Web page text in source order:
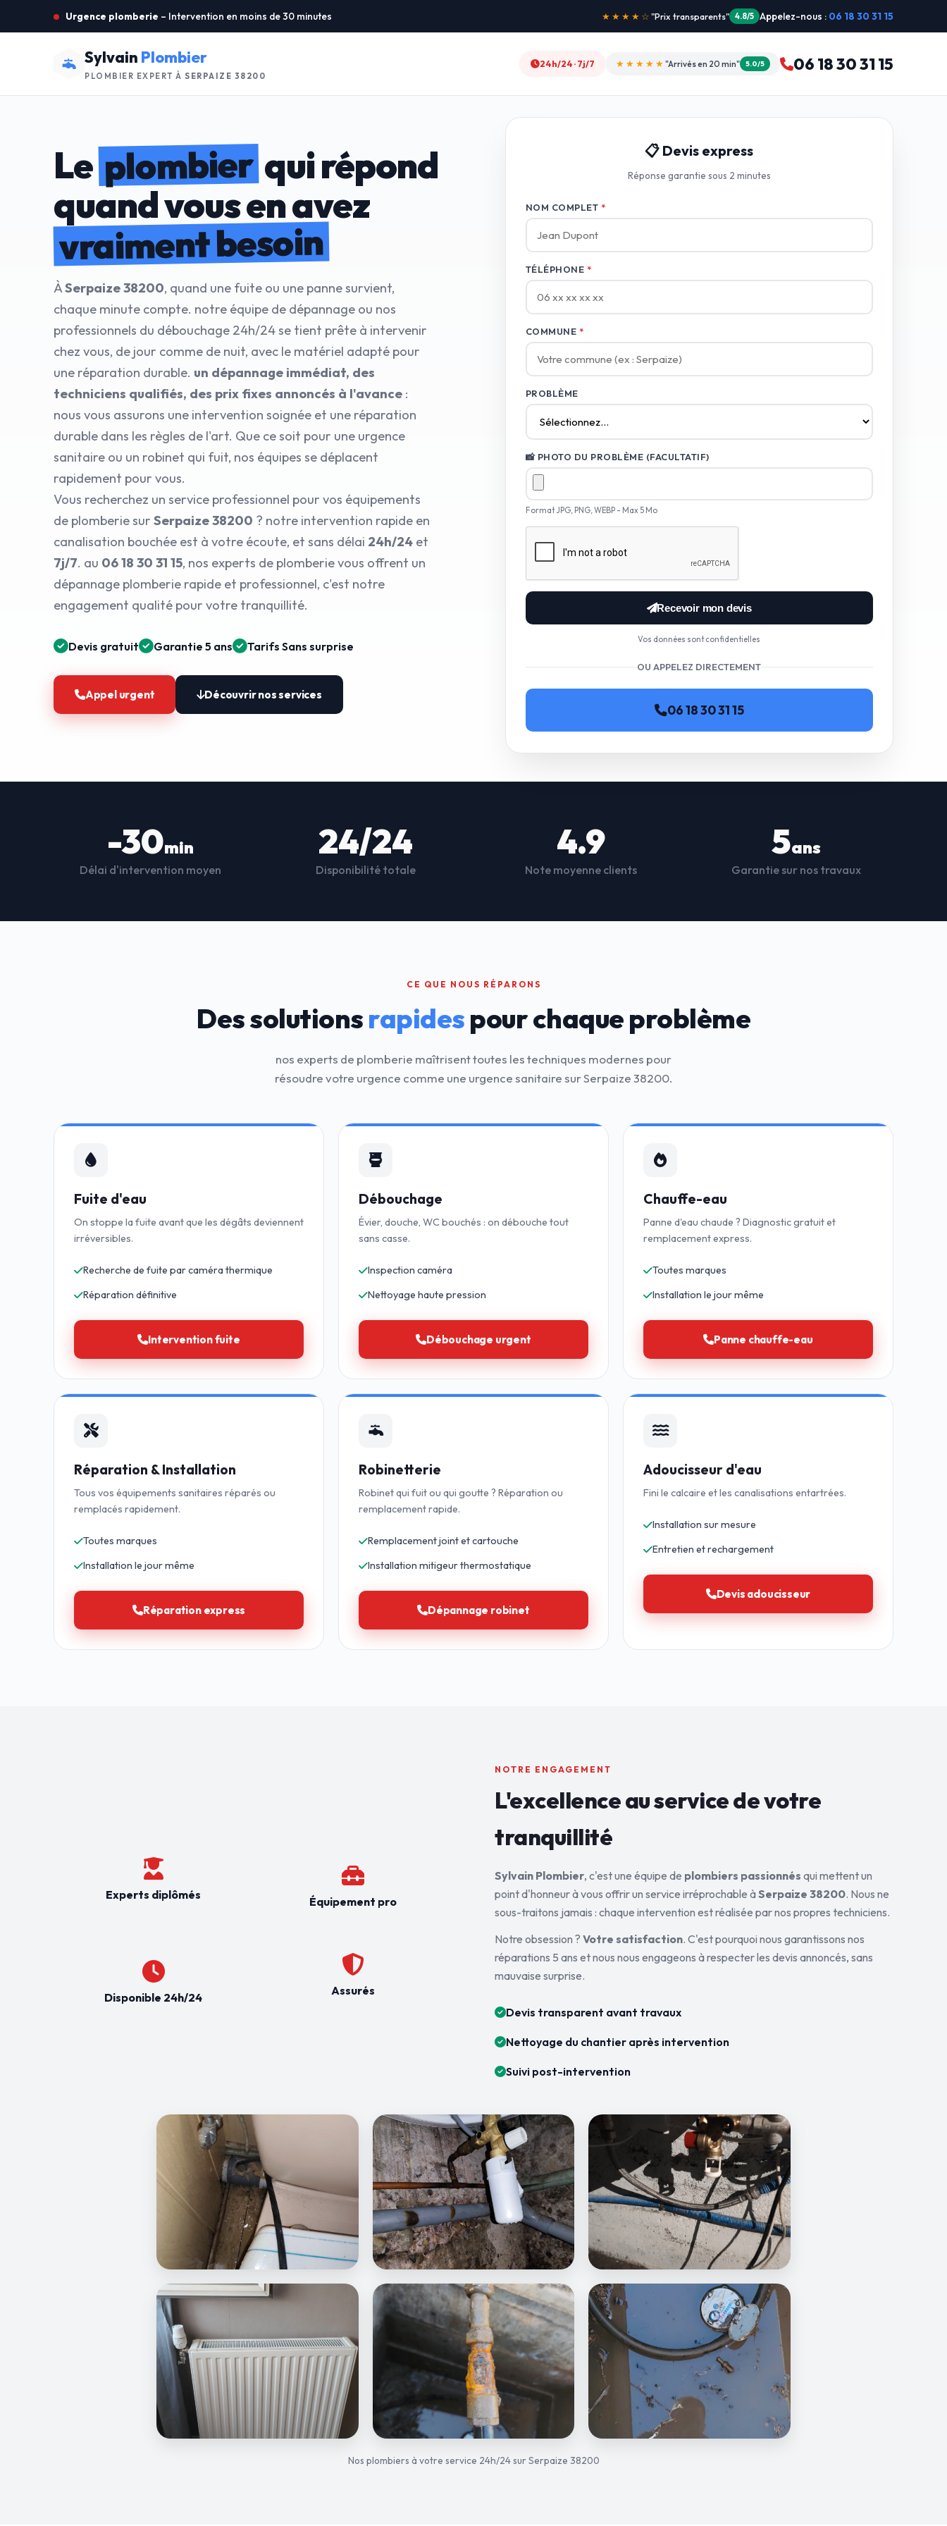
Urgence plomberie – Intervention en moins de 30 minutes ★★★★★ "Intervention dimanche" 5.0/5 Appelez-nous : 06 18 30 31 15
Sylvain Plombier
PLOMBIER EXPERT À SERPAIZE 38200
24h/24 · 7j/7 ★★★★★ "Arrivés en 20 min" 5.0/5 06 18 30 31 15
Leplombierqui répond
quand vous en avez
vraiment besoin
ÀSerpaize 38200, quand une fuite ou une panne survient,
chaque minute compte. notre équipe de dépannage ou nos
professionnels du débouchage 24h/24 se tient prête à intervenir
chez vous, de jour comme de nuit, avec le matériel adapté pour
une réparation durable. un dépannage immédiat, des
techniciens qualifiés, des prix fixes annoncés à l'avance :
nous vous assurons une intervention soignée et une réparation
durable dans les règles de l'art. Que ce soit pour une urgence
sanitaire ou un robinet qui fuit, nos équipes se déplacent
rapidement pour vous.
Vous recherchez un service professionnel pour vos équipements
de plomberie sur Serpaize 38200 ? notre intervention rapide en
canalisation bouchée est à votre écoute, et sans délai 24h/24 et
7j/7. au 06 18 30 31 15, nos experts de plomberie vous offrent un
dépannage plomberie rapide et professionnel, c'est notre
engagement qualité pour votre tranquillité.
Devis gratuit Garantie 5 ans Tarifs Sans surprise
Appel urgent Découvrir nos services
📋 Devis express
Réponse garantie sous 2 minutes
NOM COMPLET *
TÉLÉPHONE *
COMMUNE *
PROBLÈME
📸 PHOTO DU PROBLÈME (FACULTATIF)
Format JPG, PNG, WEBP - Max 5 Mo
Recevoir mon devis
Vos données sont confidentielles
OU APPELEZ DIRECTEMENT
06 18 30 31 15
-30min
Délai d'intervention moyen
24/24
Disponibilité totale
4.9
Note moyenne clients
5ans
Garantie sur nos travaux
CE QUE NOUS RÉPARONS
Des solutionsrapidespour chaque problème
nos experts de plomberie maîtrisent toutes les techniques modernes pour
résoudre votre urgence comme une urgence sanitaire sur Serpaize 38200.
Fuite d'eau
On stoppe la fuite avant que les dégâts deviennent
irréversibles.
Recherche de fuite par caméra thermique
Réparation définitive
Intervention fuite
Débouchage
Évier, douche, WC bouchés : on débouche tout
sans casse.
Inspection caméra
Nettoyage haute pression
Débouchage urgent
Chauffe-eau
Panne d'eau chaude ? Diagnostic gratuit et
remplacement express.
Toutes marques
Installation le jour même
Panne chauffe-eau
Réparation & Installation
Tous vos équipements sanitaires réparés ou
remplacés rapidement.
Toutes marques
Installation le jour même
Réparation express
Robinetterie
Robinet qui fuit ou qui goutte ? Réparation ou
remplacement rapide.
Remplacement joint et cartouche
Installation mitigeur thermostatique
Dépannage robinet
Adoucisseur d'eau
Fini le calcaire et les canalisations entartrées.
Installation sur mesure
Entretien et rechargement
Devis adoucisseur
Experts diplômés
Disponible 24h/24
Équipement pro
Assurés
NOTRE ENGAGEMENT
L'excellence au service devotre
tranquillité
Sylvain Plombier, c'est une équipe de plombiers passionnés qui mettent un
point d'honneur à vous offrir un service irréprochable àSerpaize 38200. Nous ne
sous-traitons jamais : chaque intervention est réalisée par nos propres techniciens.
Notre obsession ? Votre satisfaction. C'est pourquoi nous garantissons nos
réparations 5 ans et nous nous engageons à respecter les devis annoncés, sans
mauvaise surprise.
Devis transparent avant travaux
Nettoyage du chantier après intervention
Suivi post-intervention
Nos plombiers à votre service 24h/24 sur Serpaize 38200